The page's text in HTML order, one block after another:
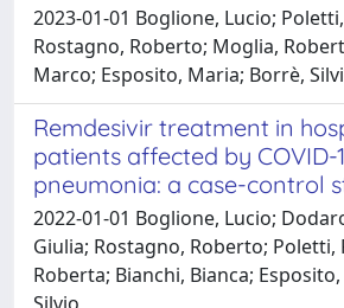
2023-01-01 Boglione, Lucio;
Rostagno, Roberto; Moglia,
Marco; Esposito, Maria; Borrè,
Remdesivir treatment in
patients affected by COVID-
pneumonia: a case-control
2022-01-01 Boglione, Lucio;
Giulia; Rostagno, Roberto; Poletti,
Roberta; Bianchi, Bianca;